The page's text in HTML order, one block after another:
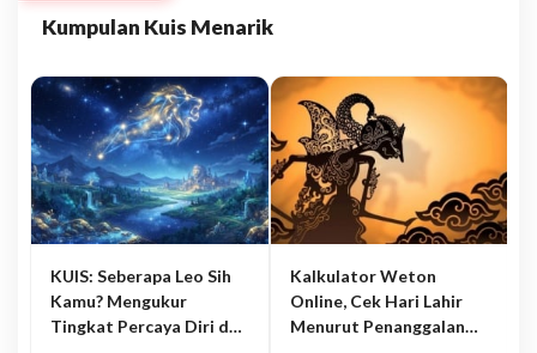
Kumpulan Kuis Menarik
KUIS: Seberapa Leo Sih
Kamu? Mengukur
Tingkat Percaya Diri dan
Kalkulator Weton
Online, Cek Hari Lahir
Menurut Penanggalan